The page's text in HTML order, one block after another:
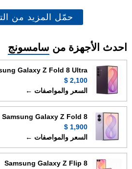
حمّل المزيد من
احدث الأجهزة من سامسونج
Galaxy Z Fold 8 Ultra
2,100 $
السعر والمواصفات ←
Samsung Galaxy Z Fold 8
1,900 $
السعر والمواصفات ←
Samsung Galaxy Z Flip 8